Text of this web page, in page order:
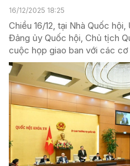
16/12/2025 18:25
Chiều 16/12, tại Nhà Quốc
Đảng ủy Quốc hội, Chủ tịch
cuộc họp giao ban với các cơ